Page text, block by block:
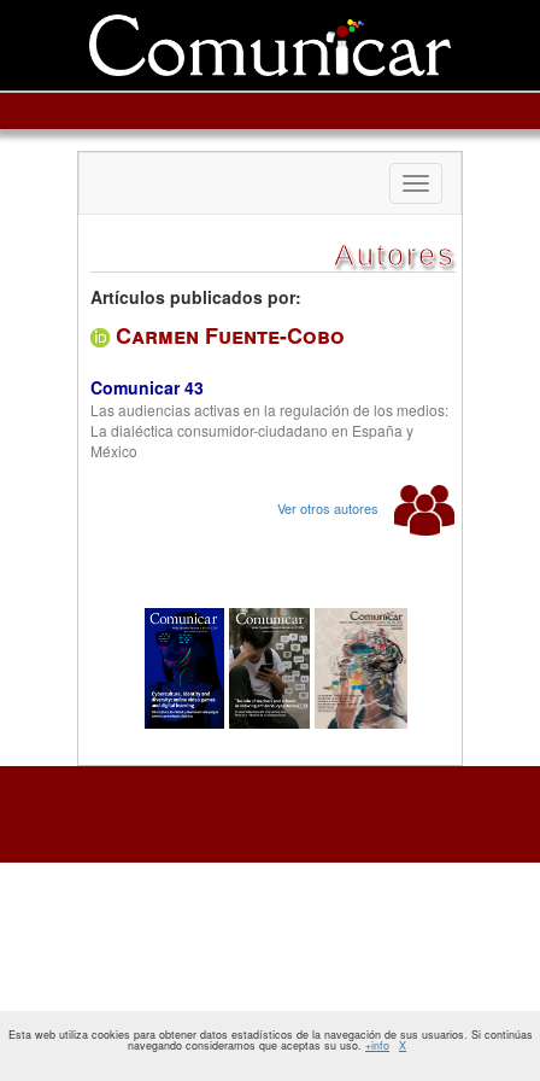
Toggle
navigation
Autores
Artículos publicados por:
Carmen Fuente-Cobo
Comunicar 43
Las audiencias activas en la regulación de los medios:
La dialéctica consumidor-ciudadano en España y
México
Ver otros autores
Esta web utiliza cookies para obtener datos estadísticos de la navegación de sus usuarios. Si continúas
navegando consideramos que aceptas su uso. +info X